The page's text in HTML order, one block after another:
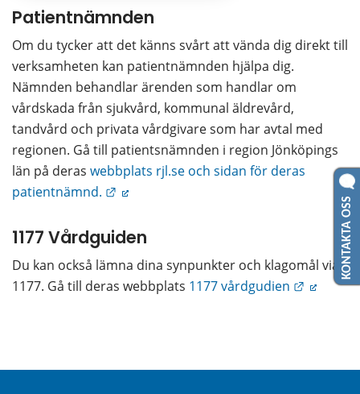
Patientnämnden
Om du tycker att det känns svårt att vända dig direkt till
verksamheten kan patientnämnden hjälpa dig.
Nämnden behandlar ärenden som handlar om
vårdskada från sjukvård, kommunal äldrevård,
tandvård och privata vårdgivare som har avtal med
regionen. Gå till patientsnämnden i region Jönköpings
län på deras webbplats rjl.se och sidan för deras
patientnämnd.
Länk till annan webbplats.
1177 Vårdguiden
Du kan också lämna dina synpunkter och klagomål via
1177. Gå till deras webbplats 1177 vårdgudien Länk till
KONTAKTA OSS